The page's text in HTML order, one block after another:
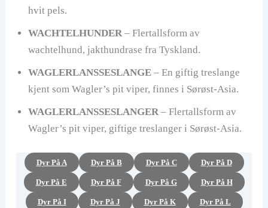
hvit pels.
WACHTELHUNDER– Flertallsform av
wachtelhund, jakthundrase fra Tyskland.
WAGLERLANSSESLANGE– En giftig treslange
kjent som Wagler’s pit viper, finnes i Sørøst-Asia.
WAGLERLANSSESLANGER– Flertallsform av
Wagler’s pit viper, giftige treslanger i Sørøst-Asia.
Dyr På A Dyr På B Dyr På C Dyr På D
Dyr På E Dyr På F Dyr På G Dyr På H
Dyr På I Dyr På J Dyr På K Dyr På L